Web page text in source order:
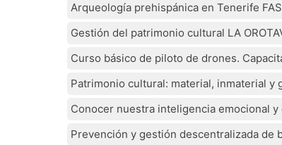
Arqueología prehispánica en Tenerife
Gestión del patrimonio cultural LA
Curso básico de piloto de drones.
Patrimonio cultural: material, inmaterial y
Conocer nuestra inteligencia emocional y
Prevención y gestión descentralizada de